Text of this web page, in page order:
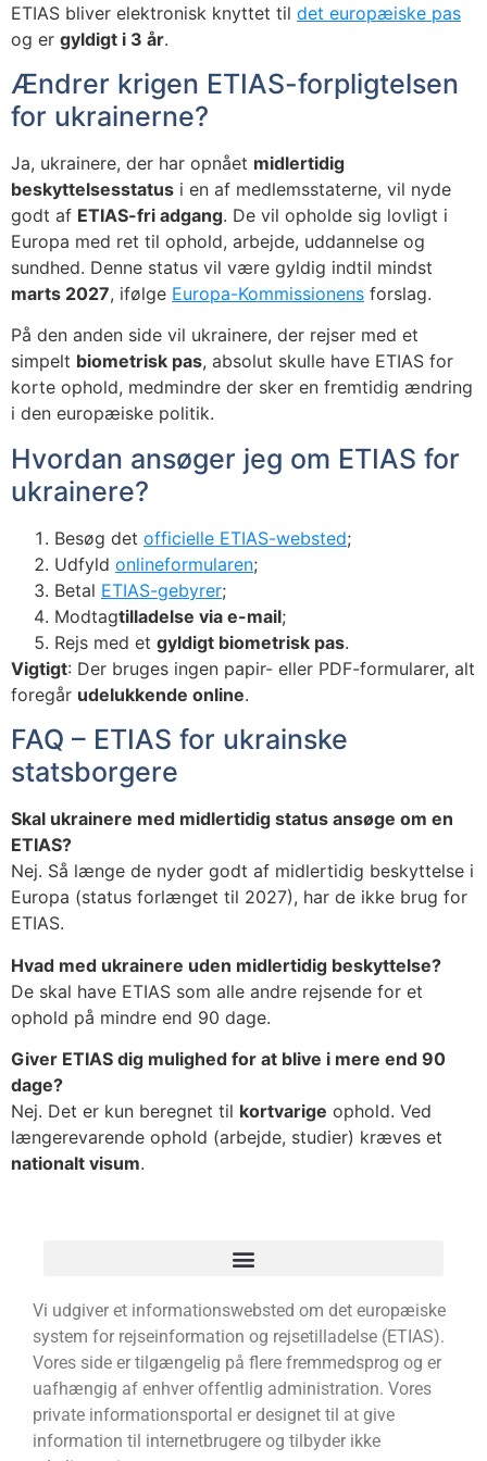
ETIAS bliver elektronisk knyttet til det europæiske pas
og er gyldigt i 3 år.
Ændrer krigen ETIAS-forpligtelsen
for ukrainerne?
Ja, ukrainere, der har opnået midlertidig
beskyttelsesstatus i en af medlemsstaterne, vil nyde
godt af ETIAS-fri adgang. De vil opholde sig lovligt i
Europa med ret til ophold, arbejde, uddannelse og
sundhed. Denne status vil være gyldig indtil mindst
marts 2027, ifølge Europa-Kommissionens forslag.
På den anden side vil ukrainere, der rejser med et
simpelt biometrisk pas, absolut skulle have ETIAS for
korte ophold, medmindre der sker en fremtidig ændring
i den europæiske politik.
Hvordan ansøger jeg om ETIAS for
ukrainere?
Besøg det officielle ETIAS-websted;
Udfyld onlineformularen;
Betal ETIAS-gebyrer;
Modtagtilladelse via e-mail;
Rejs med et gyldigt biometrisk pas.
Vigtigt: Der bruges ingen papir- eller PDF-formularer, alt
foregår udelukkende online.
FAQ – ETIAS for ukrainske
statsborgere
Skal ukrainere med midlertidig status ansøge om en
ETIAS?
Nej. Så længe de nyder godt af midlertidig beskyttelse i
Europa (status forlænget til 2027), har de ikke brug for
ETIAS.
Hvad med ukrainere uden midlertidig beskyttelse?
De skal have ETIAS som alle andre rejsende for et
ophold på mindre end 90 dage.
Giver ETIAS dig mulighed for at blive i mere end 90
dage?
Nej. Det er kun beregnet til kortvarige ophold. Ved
længerevarende ophold (arbejde, studier) kræves et
nationalt visum.
Vi udgiver et informationswebsted om det europæiske
system for rejseinformation og rejsetilladelse (ETIAS).
Vores side er tilgængelig på flere fremmedsprog og er
uafhængig af enhver offentlig administration. Vores
private informationsportal er designet til at give
information til internetbrugere og tilbyder ikke